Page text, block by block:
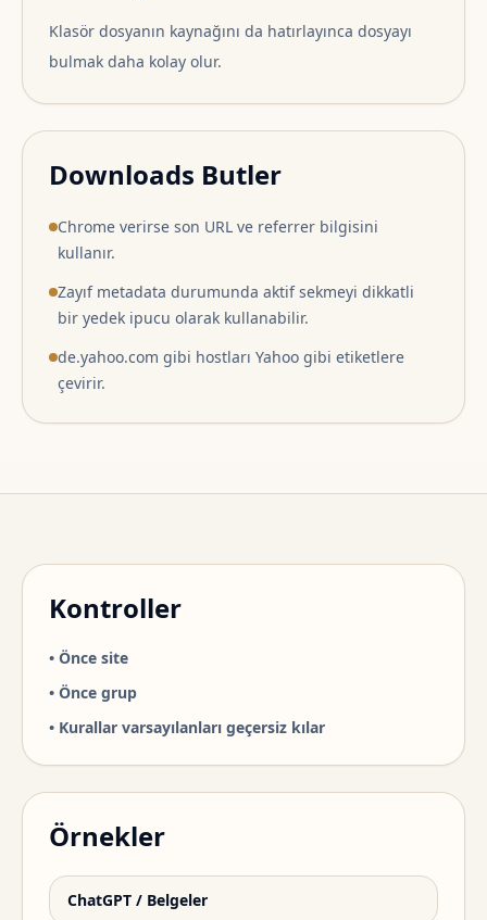
Klasör dosyanın kaynağını da hatırlayınca dosyayı
bulmak daha kolay olur.
Downloads Butler
Chrome verirse son URL ve referrer bilgisini
kullanır.
Zayıf metadata durumunda aktif sekmeyi dikkatli
bir yedek ipucu olarak kullanabilir.
de.yahoo.com gibi hostları Yahoo gibi etiketlere
çevirir.
Kontroller
• Önce site
• Önce grup
• Kurallar varsayılanları geçersiz kılar
Örnekler
ChatGPT / Belgeler